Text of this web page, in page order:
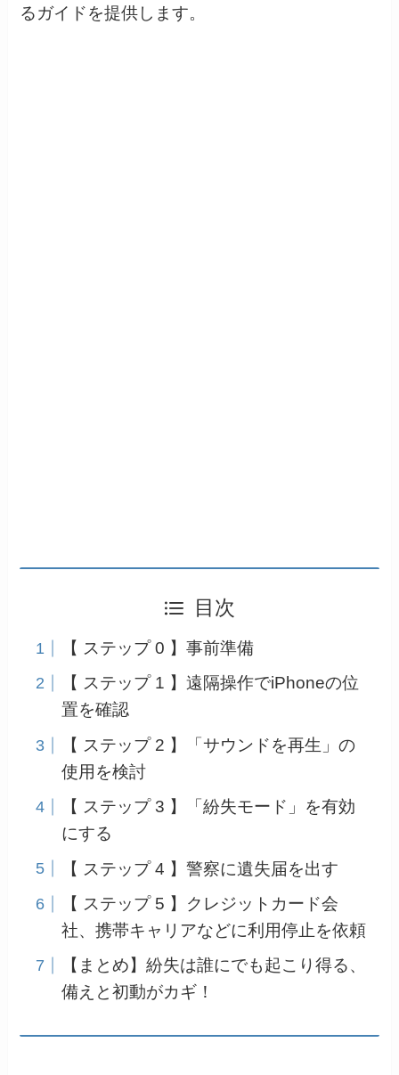
るガイドを提供します。
目次
【 ステップ 0 】事前準備
【 ステップ 1 】遠隔操作でiPhoneの位
置を確認
【 ステップ 2 】「サウンドを再生」の
使用を検討
【 ステップ 3 】「紛失モード」を有効
にする
【 ステップ 4 】警察に遺失届を出す
【 ステップ 5 】クレジットカード会
社、携帯キャリアなどに利用停止を依頼
【まとめ】紛失は誰にでも起こり得る、
備えと初動がカギ！